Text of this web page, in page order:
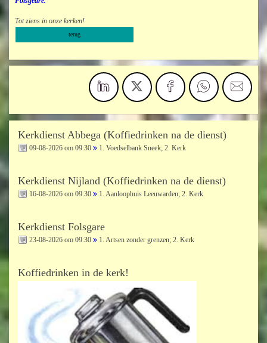
Tot ziens in onze kerken!
terug
Kerkdienst Abbega (Koffiedrinken na de dienst)
09-08-2026 om 09:30 1. Voedselbank Sneek; 2. Kerk
Kerkdienst Nijland (Koffiedrinken na de dienst)
16-08-2026 om 09:30 1. Aanloophuis Leeuwarden; 2. Kerk
Kerkdienst Folsgare
23-08-2026 om 09:30 1. Artsen zonder grenzen; 2. Kerk
Koffiedrinken in de kerk!